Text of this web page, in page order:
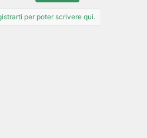
per poter scrivere qui.